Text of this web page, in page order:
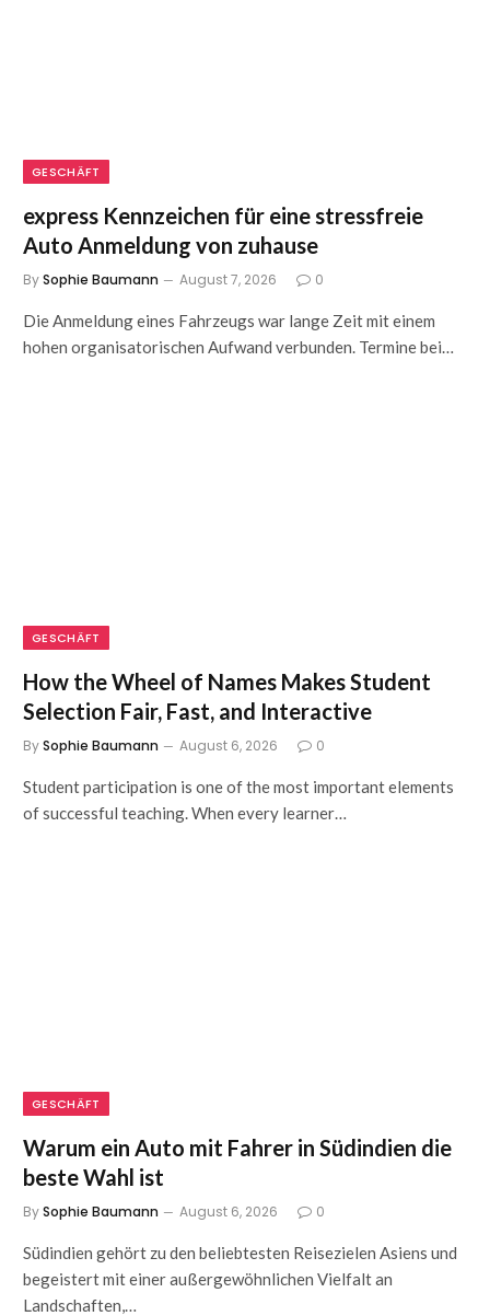
GESCHÄFT
express Kennzeichen für eine stressfreie
Auto Anmeldung von zuhause
BySophie Baumann August 7, 2026 0
Die Anmeldung eines Fahrzeugs war lange Zeit mit einem
hohen organisatorischen Aufwand verbunden. Termine bei…
GESCHÄFT
How the Wheel of Names Makes Student
Selection Fair, Fast, and Interactive
BySophie Baumann August 6, 2026 0
Student participation is one of the most important elements
of successful teaching. When every learner…
GESCHÄFT
Warum ein Auto mit Fahrer in Südindien die
beste Wahl ist
BySophie Baumann August 6, 2026 0
Südindien gehört zu den beliebtesten Reisezielen Asiens und
begeistert mit einer außergewöhnlichen Vielfalt an
Landschaften,…